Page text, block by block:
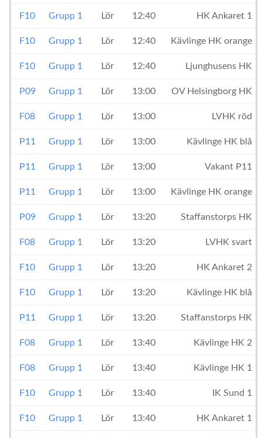
F10 Grupp 1 Lör 12:40 HK Ankaret 1
F10 Grupp 1 Lör 12:40 Kävlinge HK orange
F10 Grupp 1 Lör 12:40 Ljunghusens HK
P09 Grupp 1 Lör 13:00 OV Helsingborg HK
F08 Grupp 1 Lör 13:00 LVHK röd
P11 Grupp 1 Lör 13:00 Kävlinge HK blå
P11 Grupp 1 Lör 13:00 Vakant P11
P11 Grupp 1 Lör 13:00 Kävlinge HK orange
P09 Grupp 1 Lör 13:20 Staffanstorps HK
F08 Grupp 1 Lör 13:20 LVHK svart
F10 Grupp 1 Lör 13:20 HK Ankaret 2
F10 Grupp 1 Lör 13:20 Kävlinge HK blå
P11 Grupp 1 Lör 13:20 Staffanstorps HK
F08 Grupp 1 Lör 13:40 Kävlinge HK 2
F08 Grupp 1 Lör 13:40 Kävlinge HK 1
F10 Grupp 1 Lör 13:40 IK Sund 1
F10 Grupp 1 Lör 13:40 HK Ankaret 1